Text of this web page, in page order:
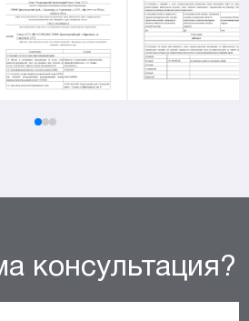
консультация?